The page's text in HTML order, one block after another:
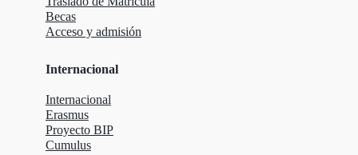
Becas
Acceso y admisión
Internacional
Internacional
Erasmus
Proyecto BIP
Cumulus